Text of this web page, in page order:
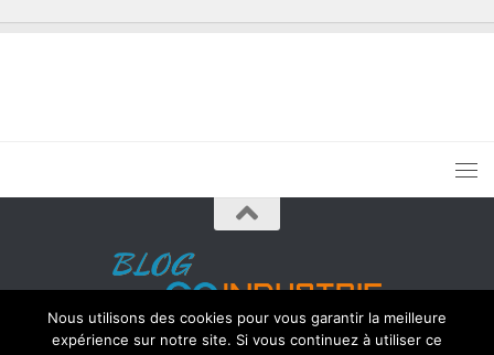
2018 - GoIndustrie
Nous utilisons des cookies pour vous garantir la meilleure
expérience sur notre site. Si vous continuez à utiliser ce